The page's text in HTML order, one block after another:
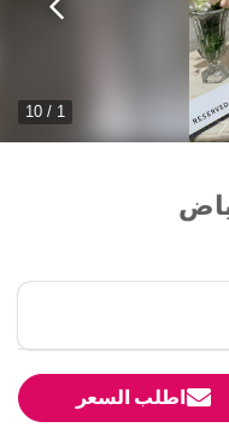
1 / 10
اطلب السعر